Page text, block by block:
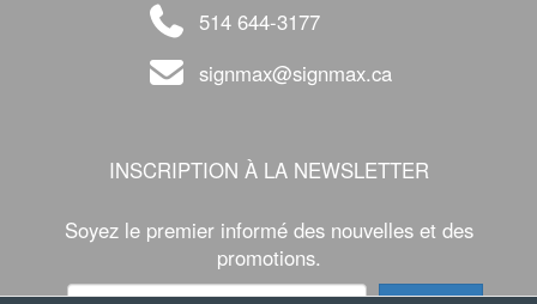
514 644-3177
signmax@signmax.ca
INSCRIPTION À LA NEWSLETTER
Soyez le premier informé des nouvelles et des
promotions.